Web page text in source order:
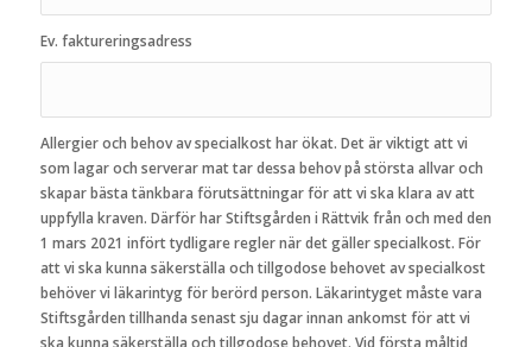
Ev. faktureringsadress
Allergier och behov av specialkost har ökat. Det är viktigt att vi
som lagar och serverar mat tar dessa behov på största allvar och
skapar bästa tänkbara förutsättningar för att vi ska klara av att
uppfylla kraven. Därför har Stiftsgården i Rättvik från och med den
1 mars 2021 infört tydligare regler när det gäller specialkost. För
att vi ska kunna säkerställa och tillgodose behovet av specialkost
behöver vi läkarintyg för berörd person. Läkarintyget måste vara
Stiftsgården tillhanda senast sju dagar innan ankomst för att vi